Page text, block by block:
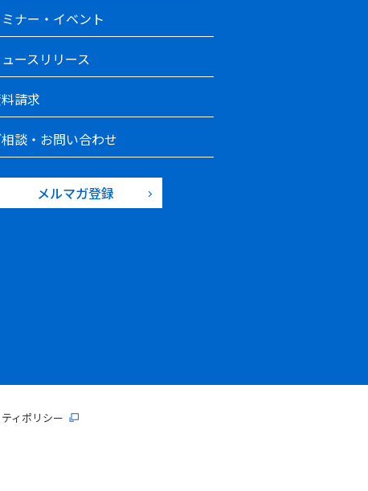
ナー・イベント
ースリリース
請求
談・お問い合わせ
メルマガ登録
ィポリシー